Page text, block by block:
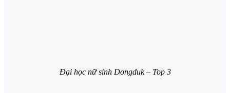
Đại học nữ sinh Dongduk – Top 3